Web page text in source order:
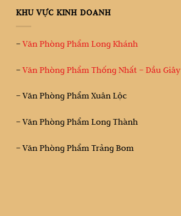
KHU VỰC KINH DOANH
–Văn Phòng Phẩm Long Khánh
–Văn Phòng Phẩm Thống Nhất – Dầu Giây
– Văn Phòng Phẩm Xuân Lộc
– Văn Phòng Phẩm Long Thành
– Văn Phòng Phẩm Trảng Bom